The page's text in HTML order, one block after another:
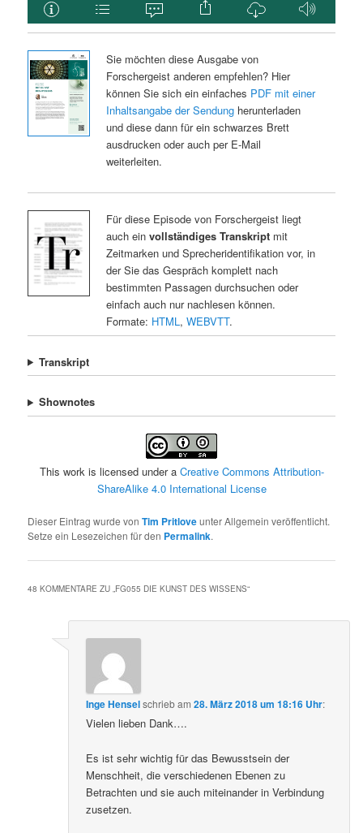
Sie möchten diese Ausgabe von
Forschergeist anderen empfehlen? Hier
können Sie sich ein einfaches PDF mit einer
Inhaltsangabe der Sendungherunterladen
und diese dann für ein schwarzes Brett
ausdrucken oder auch per E-Mail
weiterleiten.
Für diese Episode von Forschergeist liegt
auch ein vollständiges Transkriptmit
Zeitmarken und Sprecheridentifikation vor, in
der Sie das Gespräch komplett nach
bestimmten Passagen durchsuchen oder
einfach auch nur nachlesen können.
Formate: HTML, WEBVTT.
Transkript
Shownotes
This work is licensed under a Creative Commons Attribution-
ShareAlike 4.0 International License
Dieser Eintrag wurde vonTim Pritloveunter Allgemein veröffentlicht.
Setze ein Lesezeichen für den Permalink.
48 KOMMENTARE ZU „FG055 DIE KUNST DES WISSENS“
Inge Henselschriebam28. März 2018 um 18:16 Uhr:
Vielen lieben Dank….
Es ist sehr wichtig für das Bewusstsein der
Menschheit, die verschiedenen Ebenen zu
Betrachten und sie auch miteinander in Verbindung
zusetzen.